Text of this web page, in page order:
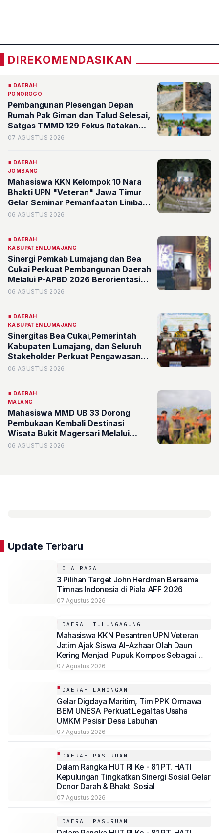
DIREKOMENDASIKAN
DAERAH
PONOROGO
Pembangunan Plesengan Depan
Rumah Pak Giman dan Talud Selesai,
Satgas TMMD 129 Fokus Ratakan
Tanah Dasar Sungai
07 AGUSTUS 2026
DAERAH
JOMBANG
Mahasiswa KKN Kelompok 10 Nara
Bhakti UPN "Veteran" Jawa Timur
Gelar Seminar Pemanfaatan Limbah
Bernilai Ekonomi di Desa Mojoduwur
06 AGUSTUS 2026
DAERAH
KABUPATEN LUMAJANG
Sinergi Pemkab Lumajang dan Bea
Cukai Perkuat Pembangunan Daerah
Melalui P-APBD 2026 Berorientasi
pada Kesejahteraan Masyarakat
06 AGUSTUS 2026
DAERAH
KABUPATEN LUMAJANG
Sinergitas Bea Cukai,Pemerintah
Kabupaten Lumajang, dan Seluruh
Stakeholder Perkuat Pengawasan
Barang Kena Cukai Ilegal Melalui
06 AGUSTUS 2026
DAERAH
MALANG
Mahasiswa MMD UB 33 Dorong
Pembukaan Kembali Destinasi
Wisata Bukit Magersari Melalui
Pemetaan Potensi
06 AGUSTUS 2026
Update Terbaru
OLAHRAGA
3 Pilihan Target John Herdman Bersama
Timnas Indonesia di Piala AFF 2026
07 Agustus 2026
DAERAH TULUNGAGUNG
Mahasiswa KKN Pesantren UPN Veteran
Jatim Ajak Siswa Al-Azhaar Olah Daun
Kering Menjadi Pupuk Kompos Sebagai
Solusi Ramah Lingkungan
07 Agustus 2026
DAERAH LAMONGAN
Gelar Digdaya Maritim, Tim PPK Ormawa
BEM UNESA Perkuat Legalitas Usaha
UMKM Pesisir Desa Labuhan
07 Agustus 2026
DAERAH PASURUAN
Dalam Rangka HUT RI Ke - 81 PT. HATI
Kepulungan Tingkatkan Sinergi Sosial Gelar
Donor Darah & Bhakti Sosial
07 Agustus 2026
DAERAH PASURUAN